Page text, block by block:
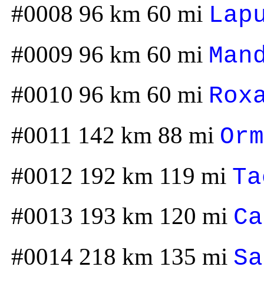
#0008 96 km 60 mi
#0009 96 km 60 mi
#0010 96 km 60 mi
#0011 142 km 88 mi
#0012 192 km 119 mi
#0013 193 km 120 mi
#0014 218 km 135 mi